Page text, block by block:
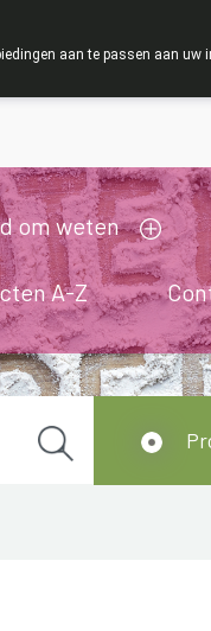
om weten
A-Z
aan te passen aan